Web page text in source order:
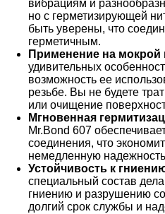
вибрациям и
но с герметизирующей
быть уверены, что
герметичным.
Применение на мокрой
удивительных
возможность ее
резьбе. Вы не будете
или очищение
Мгновенная
Mr.Bond 607
соединения, что
немедленную
Устойчивость к
специальный состав
гниению и разрушению
долгий срок службы и